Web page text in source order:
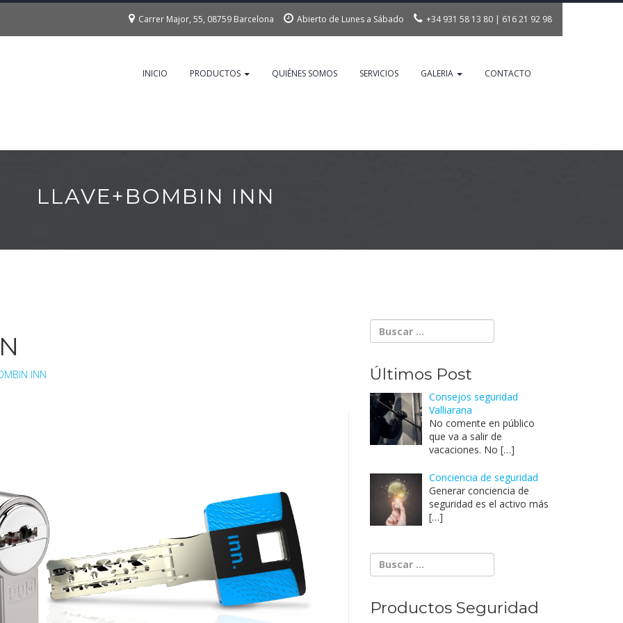
Carrer Major, 55, 08759 Barcelona Abierto de Lunes a Sábado +34 931 58 13 80 | 616 21 92 98
INICIO
PRODUCTOS QUIÉNES SOMOS SERVICIOS GALERIA CONTACTO
LLAVE+BOMBIN INN
INN
Últimos Post
Consejos seguridad
Valliarana
No comente en público
que va a salir de
vacaciones. No […]
Conciencia de seguridad
Generar conciencia de
seguridad es el activo más
[…]
Productos Seguridad